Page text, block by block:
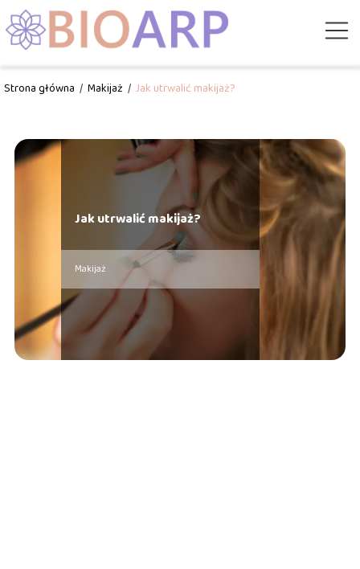
Strona główna / Makijaż / Jak utrwalić makijaż?
Jak utrwalić makijaż?
Makijaż